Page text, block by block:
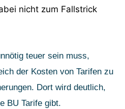
nicht zum Fallstrick
teuer sein muss,
der Kosten von Tarifen zu
Dort wird deutlich,
BU Tarife gibt.